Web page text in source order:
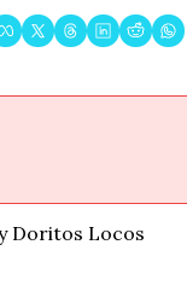
Doritos Locos